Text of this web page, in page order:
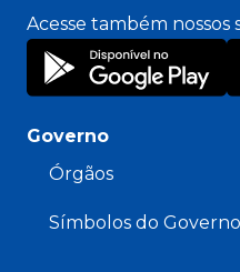
Acesse também nossos
Governo
Órgãos
Símbolos do Governo